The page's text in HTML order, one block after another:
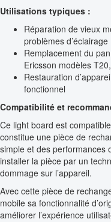
Utilisations typiques :
Réparation de vieux
problèmes d’éclairage
Remplacement du
Ericsson modèles
Restauration
fonctionnel
Compatibilité et
Ce light board est
constitue une pièce de
simple et des performances
installer la pièce par un
dommage sur l’appareil.
Avec cette pièce de
mobile sa fonctionnalité
améliorer l’expérience